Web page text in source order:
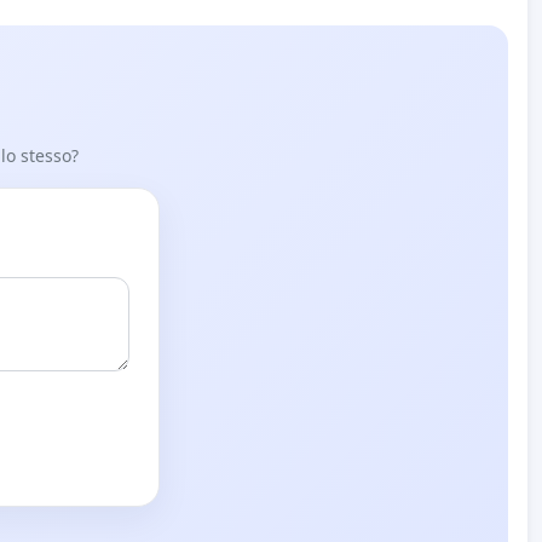
stesso?